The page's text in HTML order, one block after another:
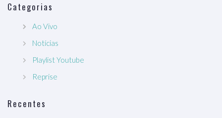
Categorias
Ao Vivo
Notícias
Playlist Youtube
Reprise
Recentes